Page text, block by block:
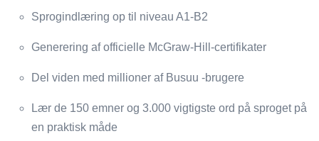
Sprogindlæring op til niveau A1-B2
Generering af officielle McGraw-Hill-certifikater
Del viden med millioner af Busuu -brugere
Lær de 150 emner og 3.000 vigtigste ord på sproget på
en praktisk måde